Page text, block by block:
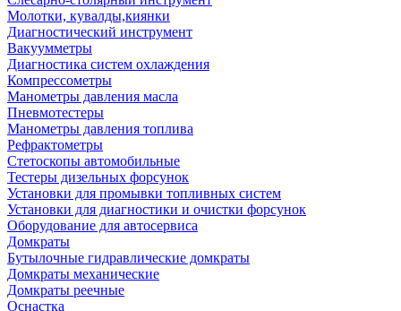
Молотки, кувалды,киянки
Диагностический инструмент
Вакуумметры
Диагностика систем охлаждения
Компрессометры
Манометры давления масла
Пневмотестеры
Манометры давления топлива
Рефрактометры
Стетоскопы автомобильные
Тестеры дизельных форсунок
Установки для промывки топливных систем
Установки для диагностики и очистки форсунок
Оборудование для автосервиса
Домкраты
Бутылочные гидравлические домкраты
Домкраты механические
Домкраты реечные
Оснастка